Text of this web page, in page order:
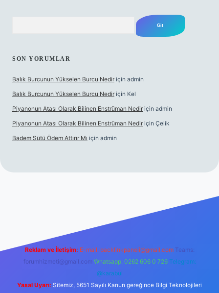
SON YORUMLAR
Balık Burcunun Yükselen Burcu Nedir için admin
Balık Burcunun Yükselen Burcu Nedir için Kel
Piyanonun Atası Olarak Bilinen Enstrüman Nedir için admin
Piyanonun Atası Olarak Bilinen Enstrüman Nedir için Çelik
Badem Sütü Ödem Attırır Mı için admin
Reklam ve İletişim: E-mail: backlinkpaneli@gmail.com Teams:
forumhizmeti@gmail.com Whatsapp: 0262 606 0 726 Telegram:
@karabul
Yasal Uyarı: Sitemiz, 5651 Sayılı Kanun gereğince Bilgi Teknolojileri